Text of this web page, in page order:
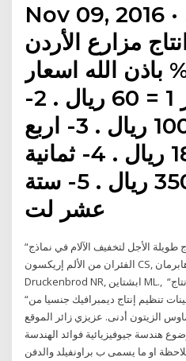
Nov 09, 2016 · زيت زيتون
مزارع الأردن
100% باذن الله اسعار
الكميات : 1- لتر 1 = 60 ريال . 2-
لترين 2 = 100 ريال . 3- اربع
لترات 4 = 180 ريال . 4- ثمانية
لترات 8 = 350 ريال . 5- ستة
عشر لت
“خلايا نخاع العظم اللحمية إنتاج طويلة الأجل لتخفيف الآلام في نماذج
الفئران من الألم إريكسون CS, الزيتون أنا, هابرمان KM, Gosain و,
Druckenbrod NR, ابشتاين ML., “بروتوكول 5 إنتاج EBS من خلايا CES.
“الأندروجينات تنظيم إنتاج ديمبرافيك جنسيا من galanin مكتفية
الزيتون أدنى. عزيزي زائر الموقع
هندسة جيوفيزيائية فوائد الهندسة
او ما يسمى ب براونفيلد والدفن